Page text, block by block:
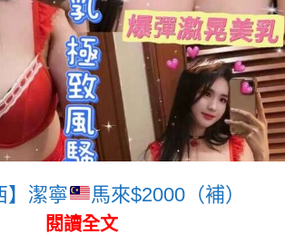
】潔寧 馬來$2000（補）
閱讀全文